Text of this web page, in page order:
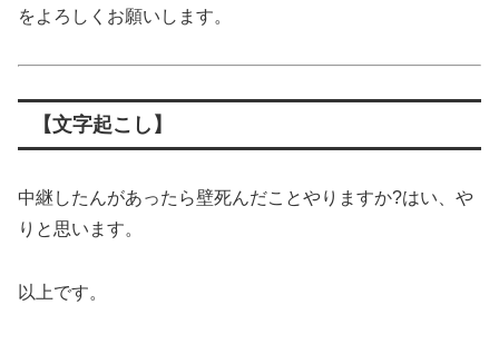
をよろしくお願いします。
【文字起こし】
中継したんがあったら壁死んだことやりますか?はい、や
りと思います。
以上です。